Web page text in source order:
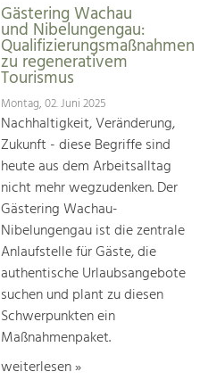
Gästering Wachau
und Nibelungengau:
Qualifizierungsmaßnahmen
zu regenerativem
Tourismus
Montag, 02. Juni 2025
Nachhaltigkeit, Veränderung,
Zukunft - diese Begriffe sind
heute aus dem Arbeitsalltag
nicht mehr wegzudenken. Der
Gästering Wachau-
Nibelungengau ist die zentrale
Anlaufstelle für Gäste, die
authentische Urlaubsangebote
suchen und plant zu diesen
Schwerpunkten ein
Maßnahmenpaket.
weiterlesen »